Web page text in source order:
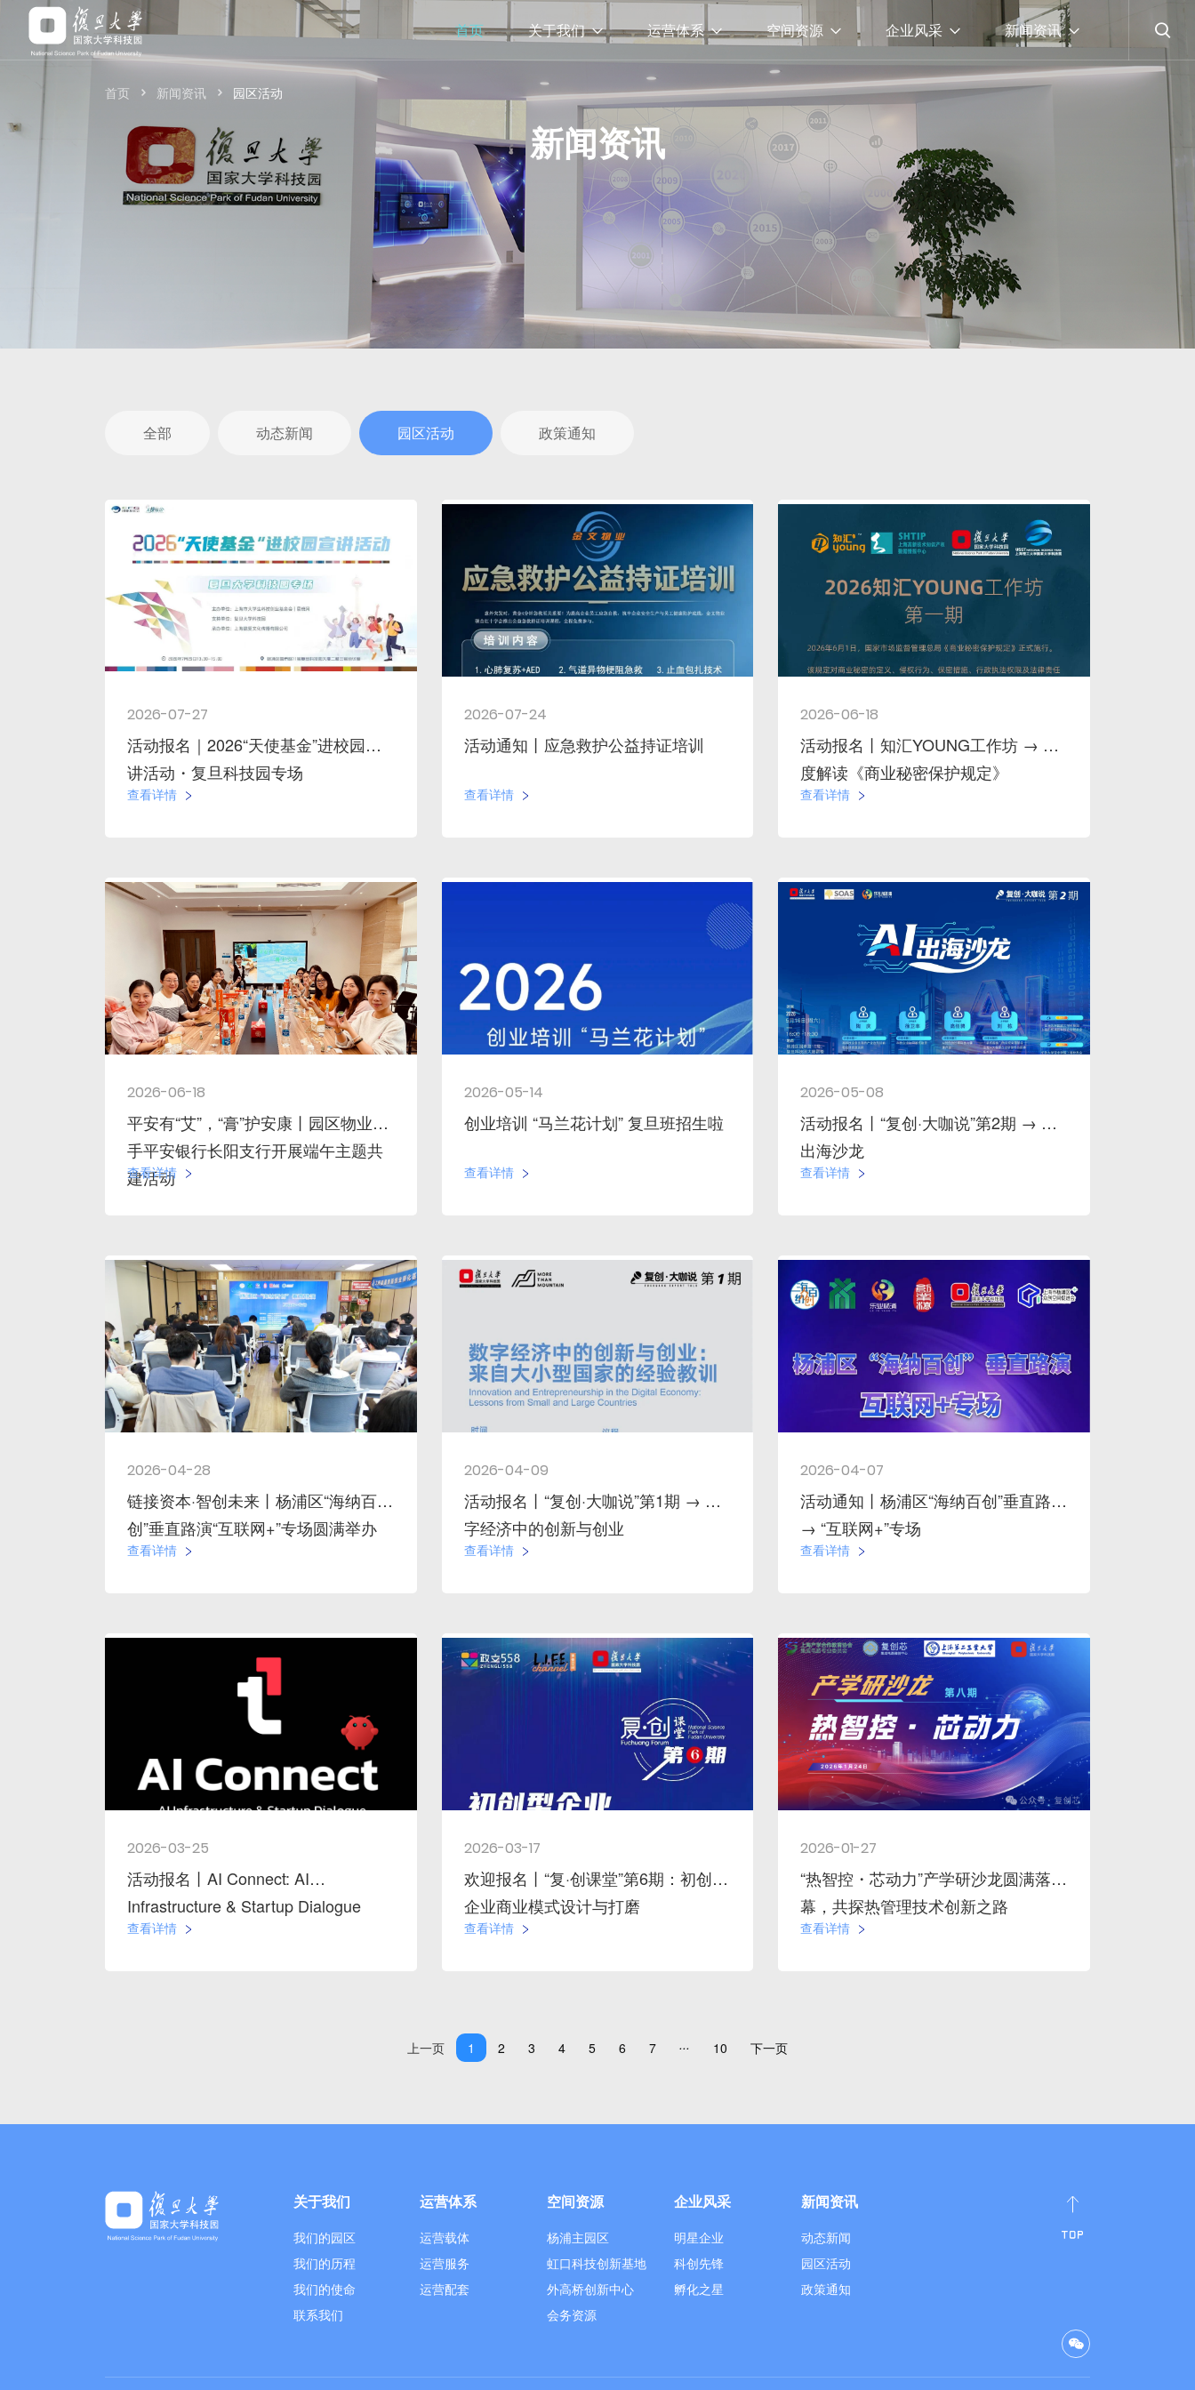
首页 关于我们 运营体系 空间资源 企业风采 新闻资讯
新闻资讯
首页 新闻资讯 园区活动
全部 动态新闻 园区活动 政策通知
2026-07-27
活动报名｜2026“天使基金”进校园宣
讲活动・复旦科技园专场
查看详情
2026-07-24
活动通知丨应急救护公益持证培训
查看详情
2026-06-18
活动报名丨知汇YOUNG工作坊 → 深
度解读《商业秘密保护规定》
查看详情
2026-06-18
平安有“艾”，“膏”护安康丨园区物业携
手平安银行长阳支行开展端午主题共
建活动
查看详情
2026-05-14
创业培训 “马兰花计划” 复旦班招生啦
查看详情
2026-05-08
活动报名丨“复创·大咖说”第2期 → AI
出海沙龙
查看详情
2026-04-28
链接资本·智创未来丨杨浦区“海纳百
创”垂直路演“互联网+”专场圆满举办
查看详情
2026-04-09
活动报名丨“复创·大咖说”第1期 → 数
字经济中的创新与创业
查看详情
2026-04-07
活动通知丨杨浦区“海纳百创”垂直路演
→ “互联网+”专场
查看详情
2026-03-25
活动报名丨AI Connect: AI
Infrastructure & Startup Dialogue
查看详情
2026-03-17
欢迎报名丨“复·创课堂”第6期：初创型
企业商业模式设计与打磨
查看详情
2026-01-27
“热智控・芯动力”产学研沙龙圆满落
幕，共探热管理技术创新之路
查看详情
上一页 1 2 3 4 5 6 7 ... 10 下一页
关于我们
我们的园区
我们的历程
我们的使命
联系我们
运营体系
运营载体
运营服务
运营配套
空间资源
杨浦主园区
虹口科技创新基地
外高桥创新中心
会务资源
企业风采
明星企业
科创先锋
孵化之星
新闻资讯
动态新闻
园区活动
政策通知